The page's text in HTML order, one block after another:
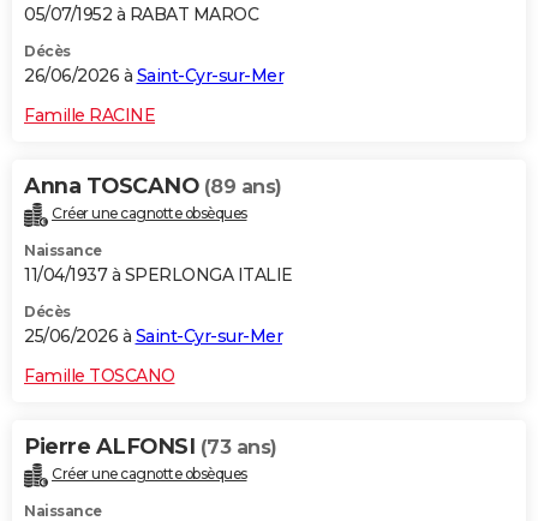
05/07/1952 à RABAT MAROC
Décès
26/06/2026 à Saint-Cyr-sur-Mer
Famille RACINE
Anna TOSCANO (89 ans)
Créer une cagnotte obsèques
Naissance
11/04/1937 à SPERLONGA ITALIE
Décès
25/06/2026 à Saint-Cyr-sur-Mer
Famille TOSCANO
Pierre ALFONSI (73 ans)
Créer une cagnotte obsèques
Naissance